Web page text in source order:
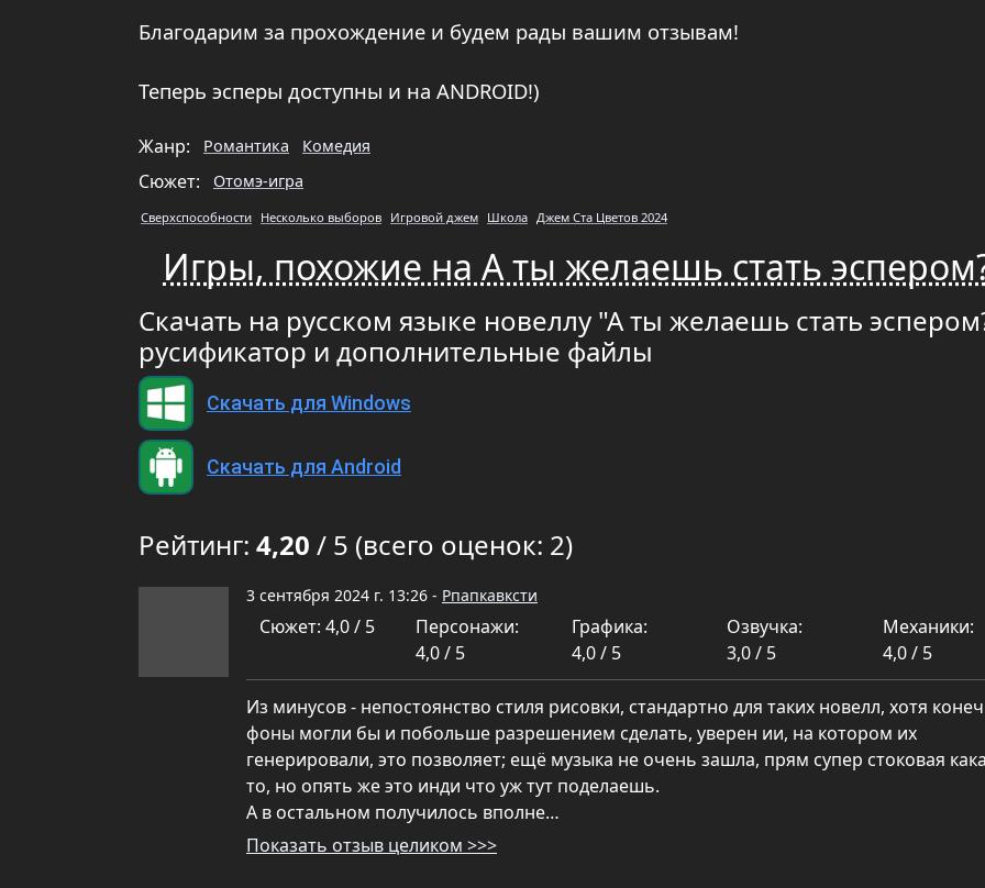
Благодарим за прохождение и будем рады вашим отзывам!
Теперь эсперы доступны и на ANDROID!)
Жанр: Романтика Комедия
Сюжет: Отомэ-игра
Сверхспособности Несколько выборов Игровой джем Школа Джем Ста Цветов 2024
Игры, похожие на А ты желаешь стать
Скачать на русском языке новеллу "А ты желаешь стать
русификатор и дополнительные файлы
Скачать для Windows
Скачать для Android
Рейтинг: 4,20 / 5 (всего оценок: 2)
3 сентября 2024 г. 13:26 - Рпапкавксти
Сюжет: 4,0 / 5
Персонажи:
4,0 / 5
Графика:
4,0 / 5
Озвучка:
3,0 / 5
Механики:
4,0 / 5
Из минусов - непостоянство стиля рисовки, стандартно для таких новелл, хотя
фоны могли бы и побольше разрешением сделать, уверен ии, на котором их
генерировали, это позволяет; ещё музыка не очень зашла, прям супер стоковая
то, но опять же это инди что уж тут поделаешь.
А в остальном получилось вполне…
Показать отзыв целиком >>>